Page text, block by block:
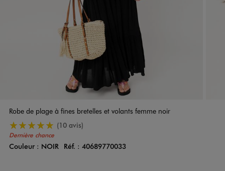
Robe de plage à fines bretelles et volants femme noir
Dernière chance
5/5 de moyenne(10 avis)
Couleur
Couleur : NOIR Réf. : 40689770033